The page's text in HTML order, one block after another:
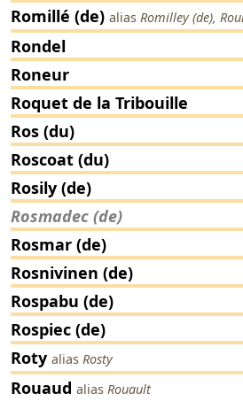
Romillé (de) alias Romilley (de),
Rondel
Roneur
Roquet de la Tribouille
Ros (du)
Roscoat (du)
Rosily (de)
Rosmadec (de)
Rosmar (de)
Rosnivinen (de)
Rospabu (de)
Rospiec (de)
Roty alias Rosty
Rouaud alias Rouault